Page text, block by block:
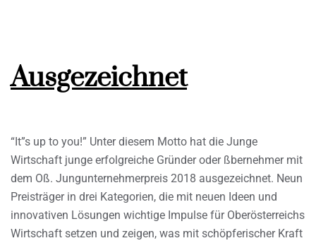
Ausgezeichnet
“It”s up to you!” Unter diesem Motto hat die Junge
Wirtschaft junge erfolgreiche Gründer oder ßbernehmer mit
dem Oß. Jungunternehmerpreis 2018 ausgezeichnet. Neun
Preisträger in drei Kategorien, die mit neuen Ideen und
innovativen Lösungen wichtige Impulse für Oberösterreichs
Wirtschaft setzen und zeigen, was mit schöpferischer Kraft